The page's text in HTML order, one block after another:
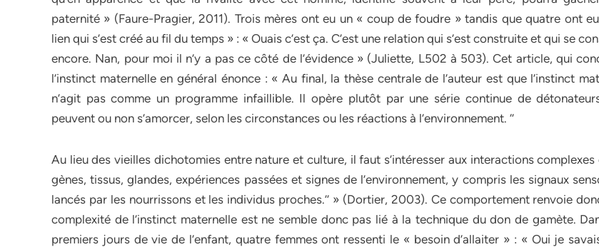
paternité » (Faure-Pragier, 2011). Trois mères ont eu un « coup de foudre » tandis que quatre ont
lien qui s’est créé au fil du temps » : « Ouais c’est ça. C’est une relation qui s’est construite et qui se
encore. Nan, pour moi il n’y a pas ce côté de l’évidence » (Juliette, L502 à 503). Cet article, qui
l’instinct maternelle en général énonce : « Au final, la thèse centrale de l’auteur est que l’instinct
n’agit pas comme un programme infaillible. Il opère plutôt par une série continue de
peuvent ou non s’amorcer, selon les circonstances ou les réactions à l’environnement. ‘’
Au lieu des vieilles dichotomies entre nature et culture, il faut s’intéresser aux interactions complexes
gènes, tissus, glandes, expériences passées et signes de l’environnement, y compris les signaux
lancés par les nourrissons et les individus proches.’’ » (Dortier, 2003). Ce comportement renvoie
complexité de l’instinct maternelle est ne semble donc pas lié à la technique du don de gamète.
premiers jours de vie de l’enfant, quatre femmes ont ressenti le « besoin d’allaiter » : « Oui je